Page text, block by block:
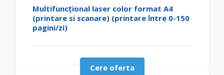
Multifuncțional laser color format A4
(printare si scanare) (printare între 0-150
pagini/zi)
Cere oferta